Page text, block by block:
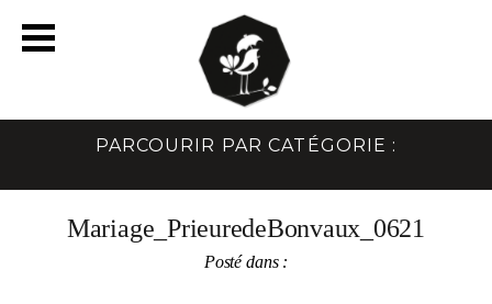
PARCOURIR PAR CATÉGORIE :
Mariage_PrieuredeBonvaux_0621
Posté dans :